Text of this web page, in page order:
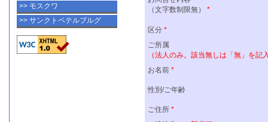
>> モスクワ
>> サンクトペテルブルグ